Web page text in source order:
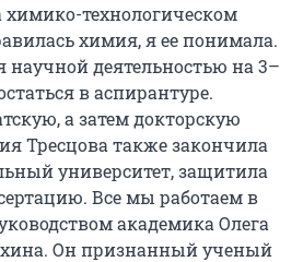
химико-технологическом
химия, я ее понимала.
научной деятельностью на 3–
в аспирантуре.
а затем докторскую
Тресцова также закончила
университет, защитила
Все мы работаем в
академика Олега
Он признанный ученый